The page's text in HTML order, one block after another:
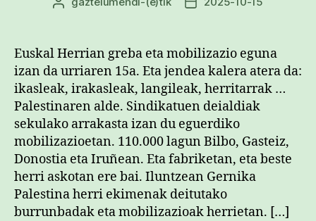
Euskal Herrian greba eta mobilizazio eguna
izan da urriaren 15a. Eta jendea kalera atera da:
ikasleak, irakasleak, langileak, herritarrak …
Palestinaren alde. Sindikatuen deialdiak
sekulako arrakasta izan du eguerdiko
mobilizazioetan. 110.000 lagun Bilbo, Gasteiz,
Donostia eta Iruñean. Eta fabriketan, eta beste
herri askotan ere bai. Iluntzean Gernika
Palestina herri ekimenak deitutako
burrunbadak eta mobilizazioak herrietan. […]